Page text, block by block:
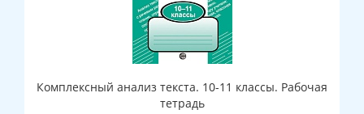
Комплексный анализ текста. 10-11 классы. Рабочая
тетрадь